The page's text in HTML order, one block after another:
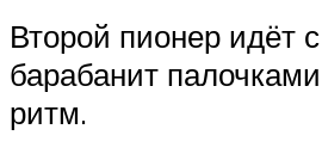
Второй пионер идёт
барабанит
ритм.